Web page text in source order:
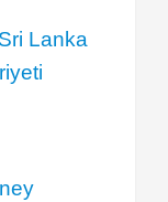
Lanka